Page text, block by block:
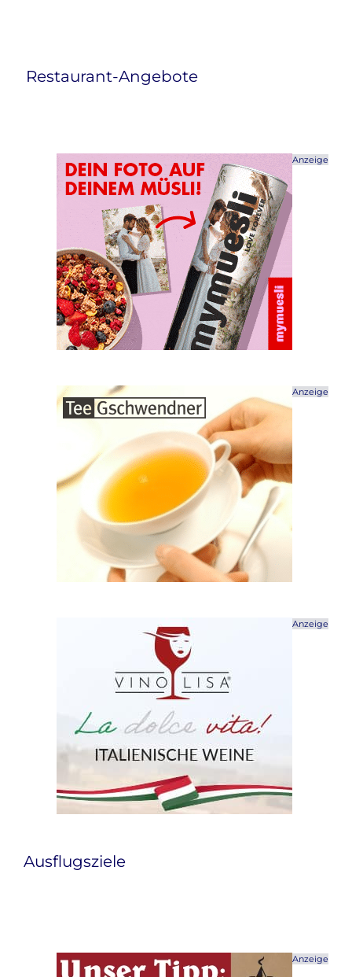
Restaurant-Angebote
Anzeige
Anzeige
Anzeige
Ausflugsziele
Anzeige